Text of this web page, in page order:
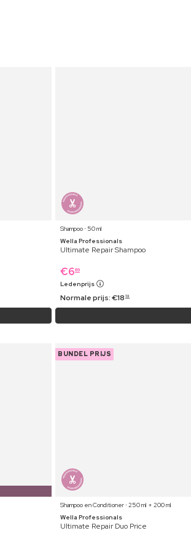
Shampoo ⋅ 50 ml
Wella Professionals
Ultimate Repair Shampoo
€669
Ledenprijs
Normale prijs:€18 19
BUNDEL PRIJS
Shampoo en Conditioner ⋅ 250 ml + 200 ml
Wella Professionals
Ultimate Repair Duo Price